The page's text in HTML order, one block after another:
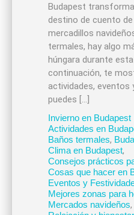
Budapest
destino de cuento
mercadillos
termales, hay algo
húngara durante
continuación, te
actividades, eventos
puedes […]
Invierno en Budapest
Actividades en
Baños termales,
Clima en Budapest,
Consejos prácticos
Cosas que hacer en
Eventos y
Mejores zonas para
Mercados navideños,